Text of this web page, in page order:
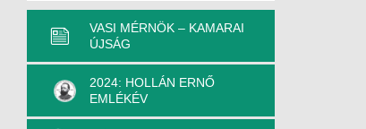
VASI MÉRNÖK – KAMARAI
ÚJSÁG
2024: HOLLÁN ERNŐ
EMLÉKÉV